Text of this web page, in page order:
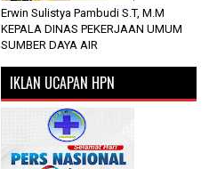
Erwin Sulistya Pambudi S.T, M.M
KEPALA DINAS PEKERJAAN UMUM
SUMBER DAYA AIR
IKLAN UCAPAN HPN